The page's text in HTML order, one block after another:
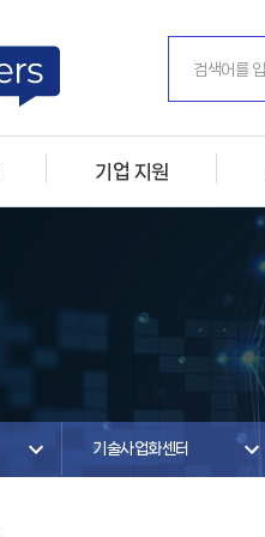
기업 지원
기술사업화센터